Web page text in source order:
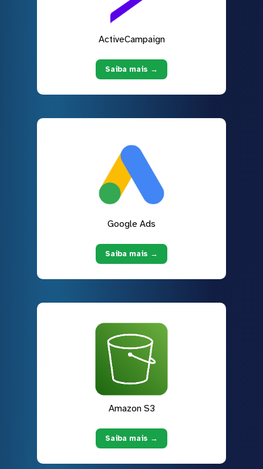
ActiveCampaign
Saiba mais →
Google Ads
Saiba mais →
Amazon S3
Saiba mais →